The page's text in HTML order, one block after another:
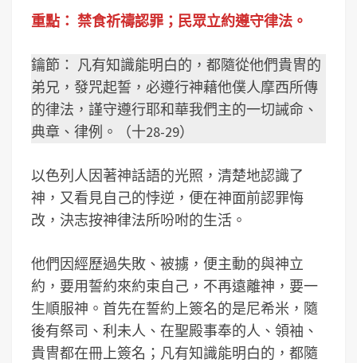
重點： 禁食祈禱認罪；民眾立約遵守律法。
鑰節： 凡有知識能明白的，都隨從他們貴冑的
弟兄，發咒起誓，必遵行神藉他僕人摩西所傳
的律法，謹守遵行耶和華我們主的一切誡命、
典章、律例。（十28-29）
以色列人因著神話語的光照，清楚地認識了
神，又看見自己的悖逆，便在神面前認罪悔
改，決志按神律法所吩咐的生活。
他們因經歷過失敗、被擄，便主動的與神立
約，要用誓約來約束自己，不再遠離神，要一
生順服神。首先在誓約上簽名的是尼希米，隨
後有祭司、利未人、在聖殿事奉的人、領袖、
貴冑都在冊上簽名；凡有知識能明白的，都隨